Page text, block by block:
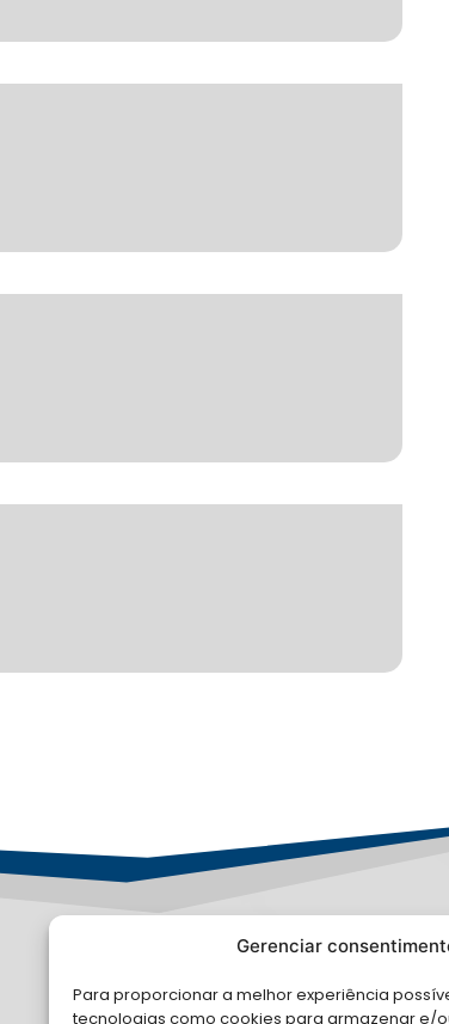
Gerenciar
Para proporcionar a melhor experiência
tecnologias como cookies para armazenar e/
LGPD